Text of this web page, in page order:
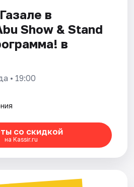
в
Show & Stand
в
• 19:00
со скидкой
на Kassir.ru